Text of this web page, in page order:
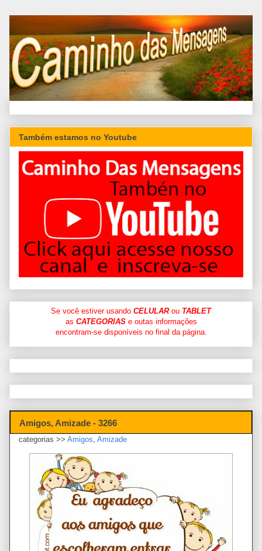
Também estamos no Youtube
Se você estiver usando CELULARou TABLET
as CATEGORIASe outas informações
encontram-se disponíveis no final da página.
Amigos, Amizade - 3266
categorias >> Amigos, Amizade